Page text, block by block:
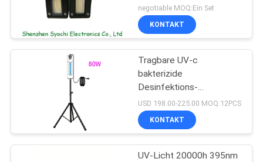
negotiable MOQ:Ein Set
KONTAKT
Tragbare UV-c
bakterizide
Desinfektions-
keimtötende UVbirne des
Sterilisator-UV-Licht-
254nm
USD 198.00-225.00 MOQ:12PCS
KONTAKT
UV-Licht 20000h 395nm